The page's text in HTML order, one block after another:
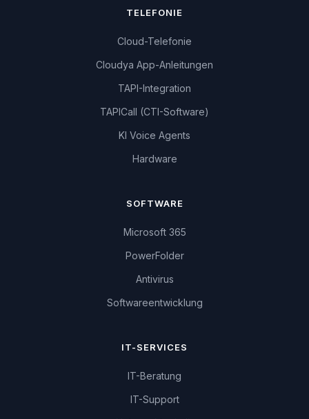
TELEFONIE
Cloud-Telefonie
Cloudya App-Anleitungen
TAPI-Integration
TAPICall (CTI-Software)
KI Voice Agents
Hardware
SOFTWARE
Microsoft 365
PowerFolder
Antivirus
Softwareentwicklung
IT-SERVICES
IT-Beratung
IT-Support